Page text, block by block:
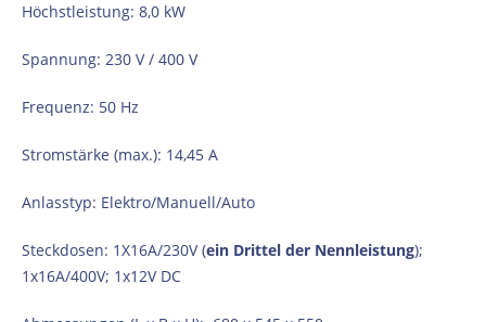
Höchstleistung: 8,0 kW
Spannung: 230 V / 400 V
Frequenz: 50 Hz
Stromstärke (max.): 14,45 А
Anlasstyp: Elektro/Manuell/Auto
Steckdosen: 1X16A/230V (ein Drittel der Nennleistung);
1x16A/400V; 1x12V DC